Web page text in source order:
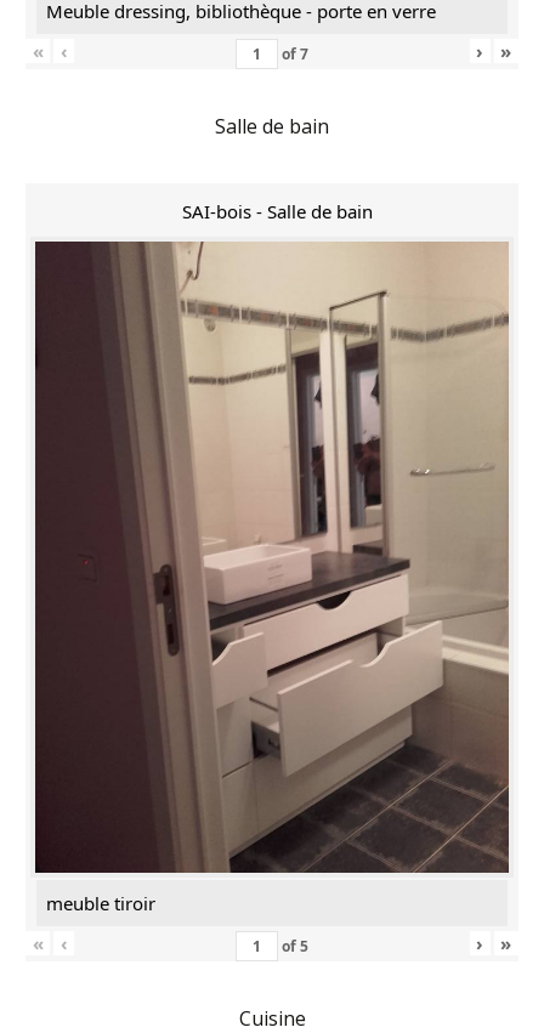
Meuble dressing, bibliothèque - porte en verre
«
‹ of7 › »
Salle de bain
SAI-bois - Salle de bain
meuble tiroir
«
‹ of5 › »
Cuisine